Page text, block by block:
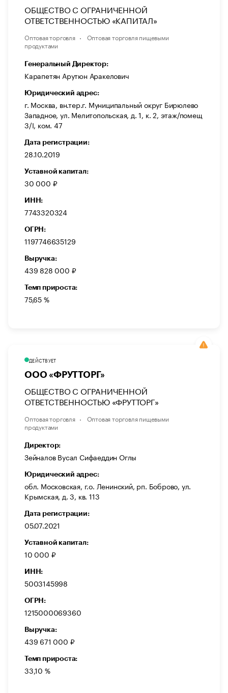
ОБЩЕСТВО С ОГРАНИЧЕННОЙ
ОТВЕТСТВЕННОСТЬЮ «КАПИТАЛ»
Оптовая торговля
Оптовая торговля пищевыми
продуктами
Генеральный Директор:
Карапетян Арутюн Аракелович
Юридический адрес:
г. Москва, вн.тер.г. Муниципальный округ Бирюлево
Западное, ул. Мелитопольская, д. 1, к. 2, этаж/помещ
3/I, ком. 47
Дата регистрации:
28.10.2019
Уставной капитал:
30 000 ₽
ИНН:
7743320324
ОГРН:
1197746635129
Выручка:
439 828 000 ₽
Темп прироста:
75,65 %
ДЕЙСТВУЕТ
ООО «ФРУТТОРГ»
ОБЩЕСТВО С ОГРАНИЧЕННОЙ
ОТВЕТСТВЕННОСТЬЮ «ФРУТТОРГ»
Оптовая торговля
Оптовая торговля пищевыми
продуктами
Директор:
Зейналов Вусал Сифаеддин Оглы
Юридический адрес:
обл. Московская, г.о. Ленинский, рп. Боброво, ул.
Крымская, д. 3, кв. 113
Дата регистрации:
05.07.2021
Уставной капитал:
10 000 ₽
ИНН:
5003145998
ОГРН:
1215000069360
Выручка:
439 671 000 ₽
Темп прироста:
33,10 %